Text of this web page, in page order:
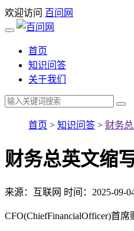
欢迎访问 百问网
首页
知识问答
关于我们
首页 > 知识问答 > 财务
财务总英文缩
来源：互联网 时间：2025-09-
CFO(ChiefFinancialOfficer)首